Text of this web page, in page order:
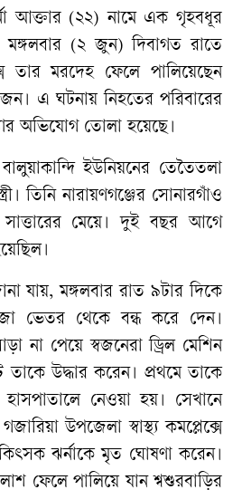
আক্তার (২২) নামে এক গৃহবধূর
(২ জুন) দিবাগত রাতে
তার মরদেহ ফেলে পালিয়েছেন
এ ঘটনায় নিহতের পরিবারের
অভিযোগ তোলা হয়েছে।
ইউনিয়নের তেতৈতলা
তিনি নারায়ণগঞ্জের সোনারগাঁও
মেয়ে। দুই বছর আগে
যায়, মঙ্গলবার রাত ৯টার দিকে
ভেতর থেকে বন্ধ করে দেন।
না পেয়ে স্বজনেরা ড্রিল মেশিন
উদ্ধার করেন। প্রথমে তাকে
হাসপাতালে নেওয়া হয়। সেখানে
উপজেলা স্বাস্থ্য কমপ্লেক্সে
ঝর্নাকে মৃত ঘোষণা করেন।
ফেলে পালিয়ে যান শ্বশুরবাড়ির